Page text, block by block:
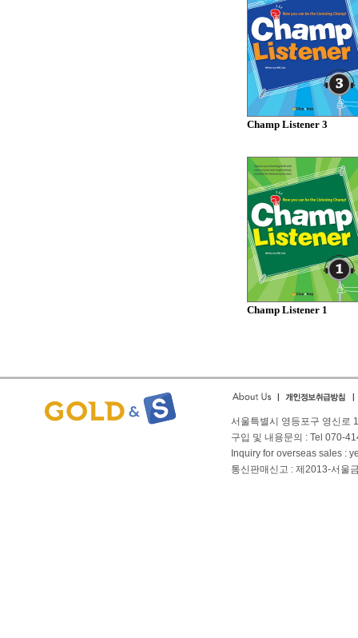
Champ Listener 3
Champ Listener 1
서울특별시 영등포구 영신로
구입 및 내용문의 : Tel 070-
Inquiry for overseas sales :
통신판매신고 : 제2013-서울